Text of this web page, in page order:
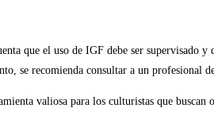
que el uso de IGF debe ser supervisado
se recomienda consultar a un profesional
valiosa para los culturistas que